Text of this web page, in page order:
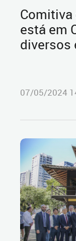
está em
diversos
07/05/2024